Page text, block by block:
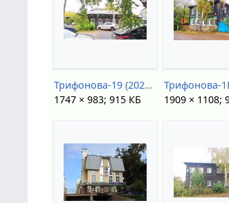
Трифонова-19 (2021).jpg
1747 × 983; 915 КБ
Трифонова-
1909 × 1108;